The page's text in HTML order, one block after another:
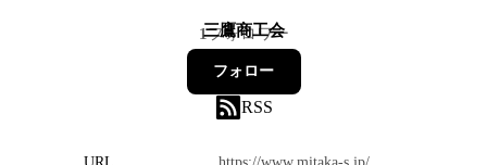
三鷹商工会
1フォロワー
フォロー
RSS